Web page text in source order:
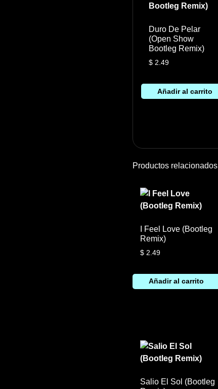
Duro De Pelar
(Open Show
Bootleg Remix)
$ 2.49
Añadir al carrito
Productos relacionados
I Feel Love (Bootleg
Remix)
$2.49
Añadir al carrito
Salio El Sol (Bootleg